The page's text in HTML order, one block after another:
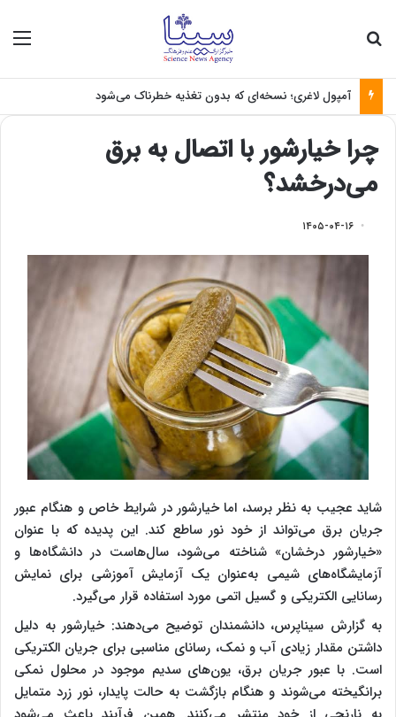
آمپول لاغری؛ نسخه‌ای که بدون تغذیه خطرناک می‌شود
چرا خیارشور با اتصال به برق
می‌درخشد؟
۱۴۰۵-۰۴-۱۶
شاید عجیب به نظر برسد، اما خیارشور در شرایط خاص و هنگام عبور
جریان برق می‌تواند از خود نور ساطع کند. این پدیده که با عنوان
«خیارشور درخشان» شناخته می‌شود، سال‌هاست در دانشگاه‌ها و
آزمایشگاه‌های شیمی به‌عنوان یک آزمایش آموزشی برای نمایش
رسانایی الکتریکی و گسیل اتمی مورد استفاده قرار می‌گیرد.
به گزارش سیناپرس، دانشمندان توضیح می‌دهند: خیارشور به دلیل
داشتن مقدار زیادی آب و نمک، رسانای مناسبی برای جریان الکتریکی
است. با عبور جریان برق، یون‌های سدیم موجود در محلول نمکی
برانگیخته می‌شوند و هنگام بازگشت به حالت پایدار، نور زرد متمایل